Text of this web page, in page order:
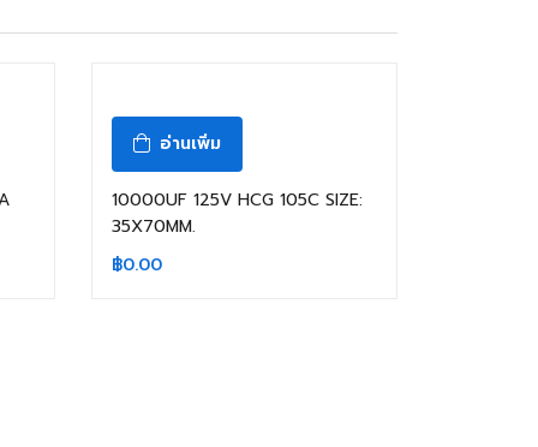
อ่านเพิ่ม
10000UF 125V HCG 105C SIZE:
35X70MM.
฿0.00